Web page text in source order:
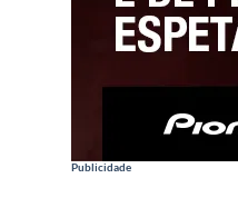
Publicidade